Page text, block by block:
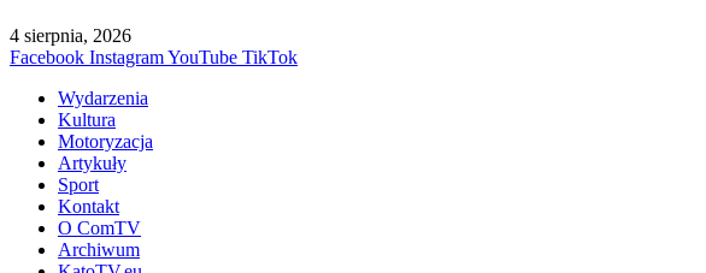
4 sierpnia, 2026
Facebook InstagramYouTube TikTok
Wydarzenia
Kultura
Motoryzacja
Artykuły
Sport
Kontakt
O ComTV
Archiwum